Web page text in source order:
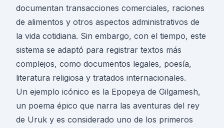
documentan transacciones comerciales, raciones
de alimentos y otros aspectos administrativos de
la vida cotidiana. Sin embargo, con el tiempo, este
sistema se adaptó para registrar textos más
complejos, como documentos legales, poesía,
literatura religiosa y tratados internacionales.
Un ejemplo icónico es la Epopeya de Gilgamesh,
un poema épico que narra las aventuras del rey
de Uruk y es considerado uno de los primeros